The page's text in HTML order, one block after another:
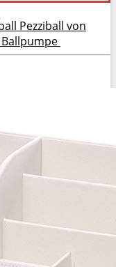
Pezziball von